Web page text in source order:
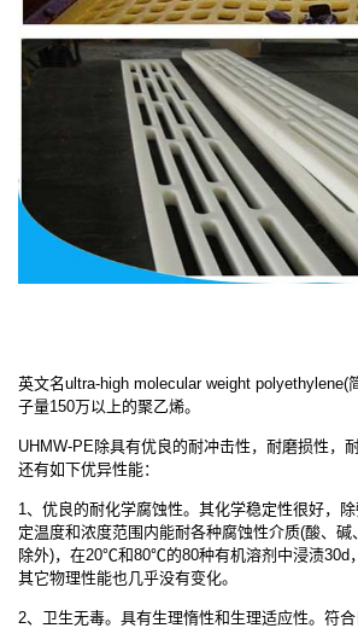
英文名ultra-high molecular weight polyethylene(
子量150万以上的聚乙烯。
UHMW-PE除具有优良的耐冲击性，耐磨损性，
还有如下优异性能：
1、优良的耐化学腐蚀性。其化学稳定性很好，
定温度和浓度范围内能耐各种腐蚀性介质(酸、碱
除外)，在20℃和80℃的80种有机溶剂中浸渍30d
其它物理性能也几乎没有变化。
2、卫生无毒。具有生理惰性和生理适应性。符合